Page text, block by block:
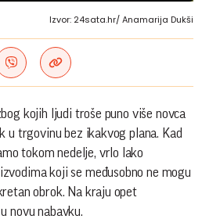
Izvor: 24sata.hr/ Anamarija Dukši
kojih ljudi troše puno više novca
u trgovinu bez ikakvog plana. Kad
tokom nedelje, vrlo lako
koji se međusobno ne mogu
obrok. Na kraju opet
novu nabavku.